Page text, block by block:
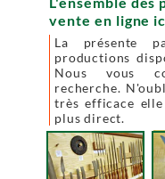
vente en ligne
La présente
productions
Nous vous
recherche.
très efficace
plus direct.